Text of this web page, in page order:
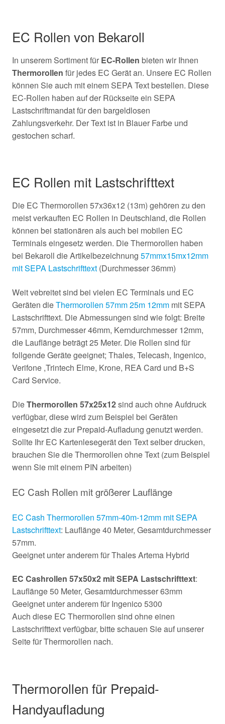
EC Rollen von Bekaroll
In unserem Sortiment für EC-Rollen bieten wir Ihnen
Thermorollen für jedes EC Gerät an. Unsere EC Rollen
können Sie auch mit einem SEPA Text bestellen. Diese
EC-Rollen haben auf der Rückseite ein SEPA
Lastschriftmandat für den bargeldlosen
Zahlungsverkehr. Der Text ist in Blauer Farbe und
gestochen scharf.
EC Rollen mit Lastschrifttext
Die EC Thermorollen 57x36x12 (13m) gehören zu den
meist verkauften EC Rollen in Deutschland, die Rollen
können bei stationären als auch bei mobilen EC
Terminals eingesetz werden. Die Thermorollen haben
bei Bekaroll die Artikelbezeichnung 57mmx15mx12mm
mit SEPA Lastschrifttext (Durchmesser 36mm)
Weit vebreitet sind bei vielen EC Terminals und EC
Geräten dieThermorollen 57mm 25m 12mm mit SEPA
Lastschrifttext. Die Abmessungen sind wie folgt: Breite
57mm, Durchmesser 46mm, Kerndurchmesser 12mm,
die Lauflänge beträgt 25 Meter. Die Rollen sind für
follgende Geräte geeignet; Thales, Telecash, Ingenico,
Verifone ,Trintech Elme, Krone, REA Card und B+S
Card Service.
DieThermorollen 57x25x12sind auch ohne Aufdruck
verfügbar, diese wird zum Beispiel bei Geräten
eingesetzt die zur Prepaid-Aufladung genutzt werden.
Sollte Ihr EC Kartenlesegerät den Text selber drucken,
brauchen Sie die Thermorollen ohne Text (zum Beispiel
wenn Sie mit einem PIN arbeiten)
EC Cash Rollen mit größerer Lauflänge
EC Cash Thermorollen 57mm-40m-12mm mit SEPA
Lastschrifttext: Lauflänge 40 Meter, Gesamtdurchmesser
57mm.
Geeignet unter anderem für Thales Artema Hybrid
EC Cashrollen 57x50x2 mit SEPA Lastschrifttext:
Lauflänge 50 Meter, Gesamtdurchmesser 63mm
Geeignet unter anderem für Ingenico 5300
Auch diese EC Thermorollen sind ohne einen
Lastschrifttext verfügbar, bitte schauen Sie auf unserer
Seite für Thermorollen nach.
Thermorollen für Prepaid-
Handyaufladung